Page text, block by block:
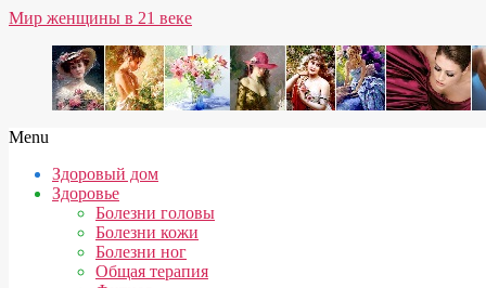
Skip
content
Мир женщины в 21 веке
Secondary
Menu
Menu
Здоровый дом
Здоровье
Болезни головы
Болезни кожи
Болезни ног
Общая терапия